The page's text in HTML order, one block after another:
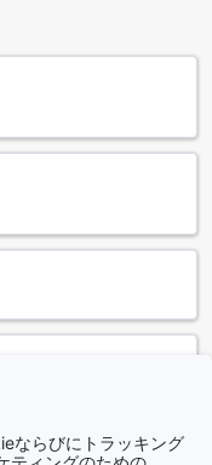
ム・チャン・パレ
値を持っていま
ウンド＆ズーも訪
ティングなエレフ
た、ワットチャラナ
ォーターパークも
。さらに、バラ園
Nakhonpathom
光の機会を提供して
Plus)周辺には、
たくさんありま
Plus）周辺の公共
Plus）は、ナコン
かの公共交通駅があ
ならびにトラッキング